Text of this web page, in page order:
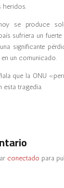
heridos.
se produce
sufriera un fuerte
significante
un comunicado.
que la ONU
esta tragedia.
conectado para